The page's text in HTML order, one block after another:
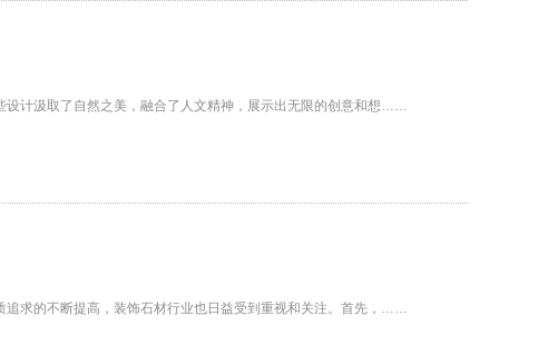
设计汲取了自然之美，融合了人文精神，展示出无限的创意和想……
追求的不断提高，装饰石材行业也日益受到重视和关注。首先，……